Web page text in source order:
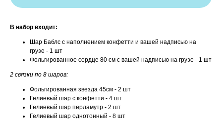
В набор входит:
Шар Баблс с наполнением конфетти и вашей надписью на
грузе - 1 шт
Фольгированное сердце 80 см с вашей надписью на грузе - 1 шт
2 связки по 8 шаров:
Фольгированная звезда 45см - 2 шт
Гелиевый шар с конфетти - 4 шт
Гелиевый шар перламутр - 2 шт
Гелиевый шар однотонный - 8 шт